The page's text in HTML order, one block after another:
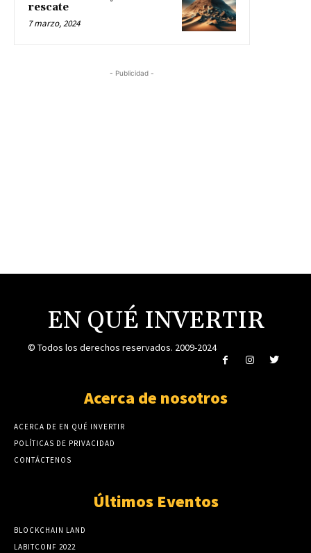
rescate
7 marzo, 2024
- Publicidad -
EN QUÉ INVERTIR
© Todos los derechos reservados. 2009-2024
Acerca de nosotros
ACERCA DE EN QUÉ INVERTIR
POLÍTICAS DE PRIVACIDAD
CONTÁCTENOS
Últimos Eventos
BLOCKCHAIN LAND
LABITCONF 2022